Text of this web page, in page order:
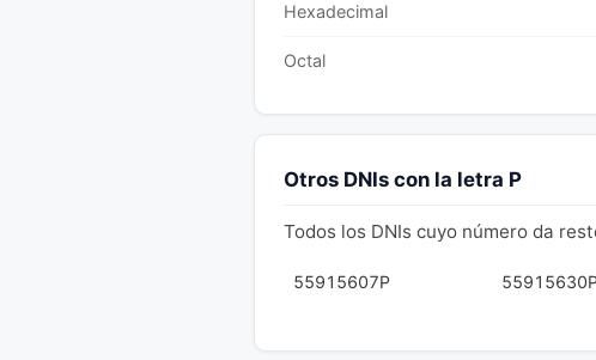
Hexadecimal
Octal
Otros DNIs con la letra P
Todos los DNIs cuyo número da
55915607P 55915630P